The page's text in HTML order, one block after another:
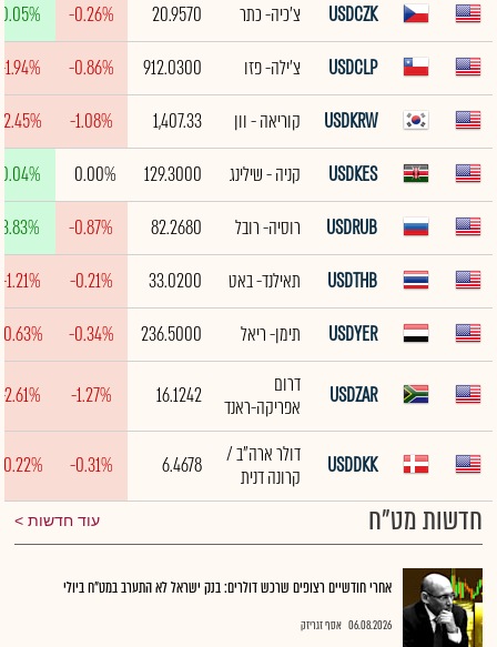
USDCZK צ'כיה- כתר 20.9570
-0.26%
0.05%
USDCLP
צ'ילה- פזו 912.0300
-0.86%
-1.94%
USDKRW
קוריאה - וון 1,407.33
-1.08%
-2.45%
USDKES
קניה - שילינג 129.3000
0.00%
0.04%
USDRUB
רוסיה- רובל 82.2680
-0.87%
3.83%
USDTHB
תאילנד- באט 33.0200
-0.21%
-1.21%
USDYER
תימן- ריאל 236.5000
-0.34%
USDZAR
דרום
אפריקה-ראנד
16.1242
-1.27%
-2.61%
USDDKK
דולר ארה"ב /
קרונה דנית
6.4678
-0.31%
חדשות מט"ח עוד חדשות
אחרי חודשיים רצופים שרכש דולרים: בנק ישראל לא התערב במט"ח ביולי
06.08.2026 אסף זגריזק